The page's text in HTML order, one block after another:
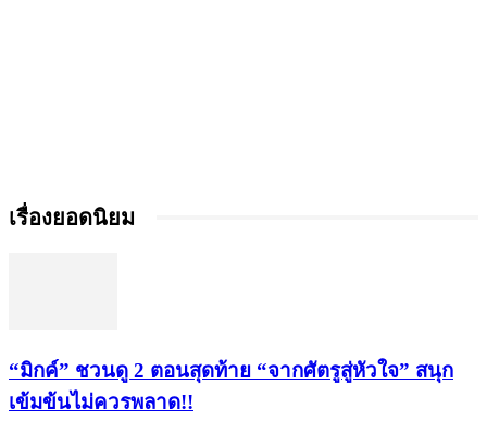
เรื่องยอดนิยม
“มิกค์” ชวนดู 2 ตอนสุดท้าย “จากศัตรูสู่หัวใจ” สนุก
เข้มข้นไม่ควรพลาด!!